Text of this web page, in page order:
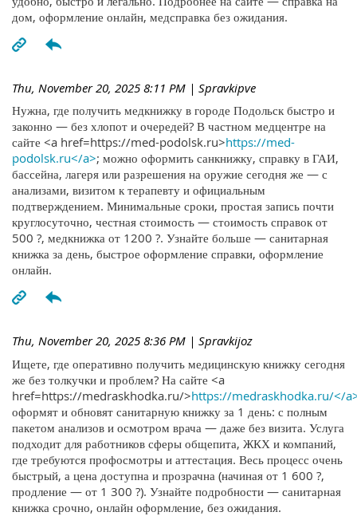
дом, оформление онлайн, медсправка без ожидания.
Thu, November 20, 2025 8:11 PM | Spravkipve
Нужна, где получить медкнижку в городе Подольск быстро и
законно — без хлопот и очередей? В частном медцентре на
сайте <a href=https://med-podolsk.ru>https://med-
podolsk.ru</a>; можно оформить санкнижку, справку в ГАИ,
бассейна, лагеря или разрешения на оружие сегодня же — с
анализами, визитом к терапевту и официальным
подтверждением. Минимальные сроки, простая запись почти
круглосуточно, честная стоимость — стоимость справок от
500 ?, медкнижка от 1200 ?. Узнайте больше — санитарная
книжка за день, быстрое оформление справки, оформление
онлайн.
Thu, November 20, 2025 8:36 PM | Spravkijoz
Ищете, где оперативно получить медицинскую книжку сегодня
же без толкучки и проблем? На сайте <a
href=https://medraskhodka.ru/>https://medraskhodka.ru/</
оформят и обновят санитарную книжку за 1 день: с полным
пакетом анализов и осмотром врача — даже без визита. Услуга
подходит для работников сферы общепита, ЖКХ и компаний,
где требуются профосмотры и аттестация. Весь процесс очень
быстрый, а цена доступна и прозрачна (начиная от 1 600 ?,
продление — от 1 300 ?). Узнайте подробности — санитарная
книжка срочно, онлайн оформление, без ожидания.